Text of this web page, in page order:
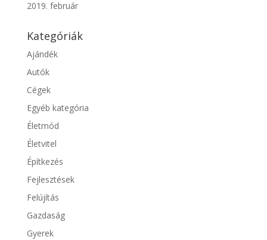
2019. február
Kategóriák
Ajándék
Autók
Cégek
Egyéb kategória
Életmód
Életvitel
Építkezés
Fejlesztések
Felújítás
Gazdaság
Gyerek